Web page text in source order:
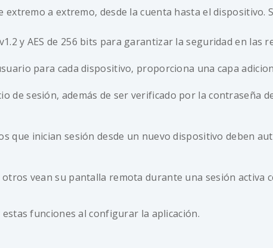
extremo a extremo, desde la cuenta hasta el
y AES de 256 bits para garantizar la seguridad en las
para cada dispositivo, proporciona una capa
de sesión, además de ser verificado por la contraseña
que inician sesión desde un nuevo dispositivo deben
otros vean su pantalla remota durante una sesión activa
funciones al configurar la aplicación.